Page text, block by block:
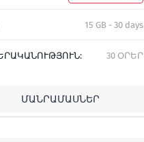
15 GB - 30 days
30 ՕՐԵՐ
ՄԱՆՐԱՄԱՍՆԵՐ